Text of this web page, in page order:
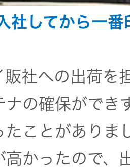
社してから一
販社への出荷を
ナの確保ができ
たことがありま
高かったので、